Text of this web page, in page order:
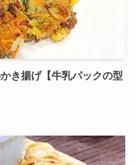
き揚げ【牛乳パックの型